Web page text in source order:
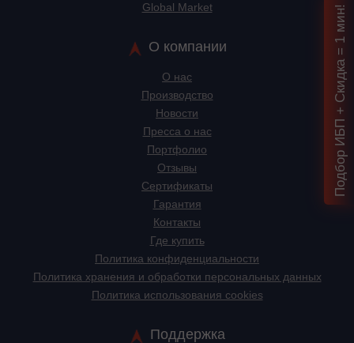
Global Market
О компании
О нас
Производство
Новости
Пресса о нас
Портфолио
Отзывы
Сертификаты
Гарантия
Контакты
Где купить
Политика конфиденциальности
Политика хранения и обработки персональных данных
Политика использования cookies
Поддержка
Подбор ИБП + Скидка = 1 мин!